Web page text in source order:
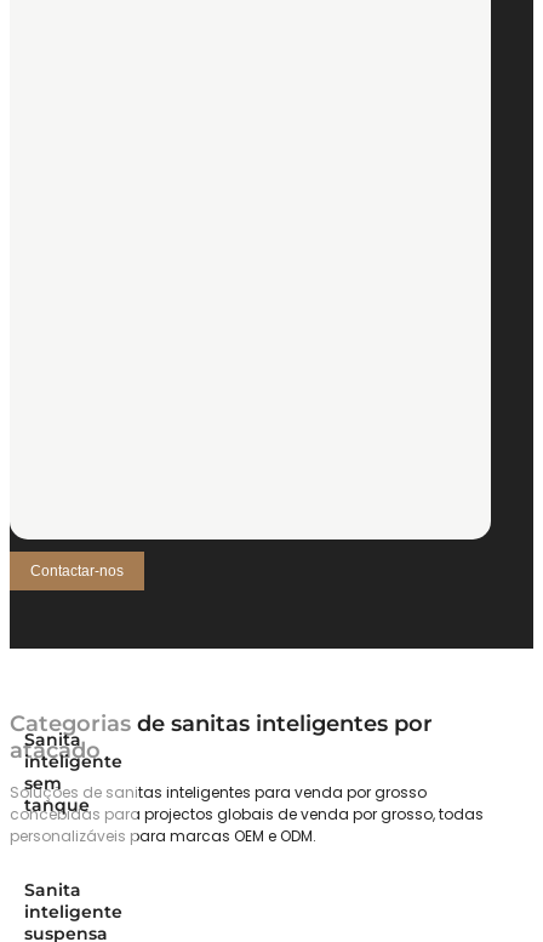
Contactar-nos
Categorias de sanitas inteligentes por
atacado
Soluções de sanitas inteligentes para venda por grosso
concebidas para projectos globais de venda por grosso, todas
personalizáveis para marcas OEM e ODM.
Sanita
inteligente
sem
tanque
Sanita
inteligente
suspensa